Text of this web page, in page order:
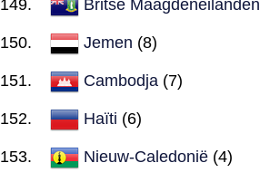
Britse Maagdeneilanden
Jemen (8)
Cambodja (7)
Haïti (6)
Nieuw-Caledonië (4)